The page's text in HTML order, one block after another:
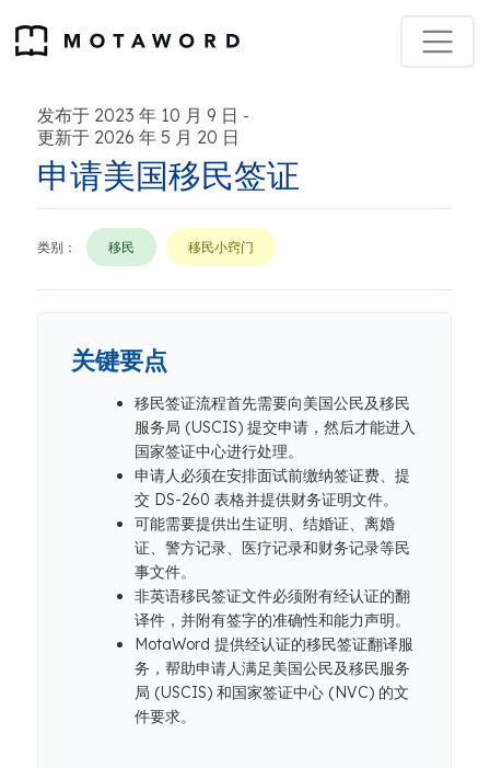
发布于 2023 年 10 月 9 日 -
更新于 2026 年 5 月 20 日
申请美国移民签证
类别： 移民 移民小窍门
关键要点
移民签证流程首先需要向美国公民及移民
服务局 (USCIS) 提交申请，然后才能进入
国家签证中心进行处理。
申请人必须在安排面试前缴纳签证费、提
交 DS-260 表格并提供财务证明文件。
可能需要提供出生证明、结婚证、离婚
证、警方记录、医疗记录和财务记录等民
事文件。
非英语移民签证文件必须附有经认证的翻
译件，并附有签字的准确性和能力声明。
MotaWord 提供经认证的移民签证翻译服
务，帮助申请人满足美国公民及移民服务
局 (USCIS) 和国家签证中心 (NVC) 的文
件要求。